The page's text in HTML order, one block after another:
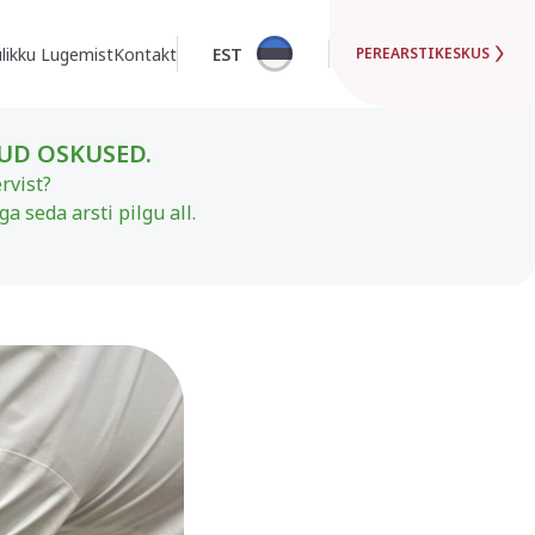
LugemistKontakt EST PEREARSTIKESKUS
OSKUSED.
seda arsti pilgu all.